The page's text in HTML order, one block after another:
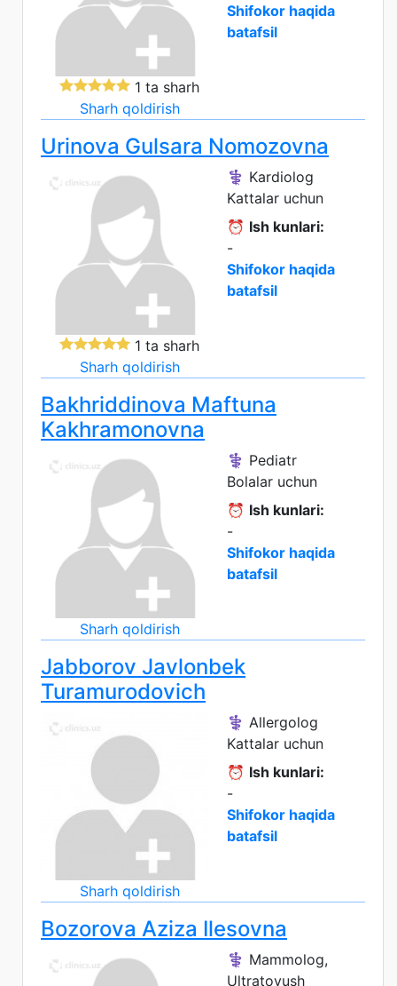
1 ta sharh
Sharh qoldirish
Shifokor haqida
batafsil
Urinova Gulsara Nomozovna
1 ta sharh
Sharh qoldirish
⚕️ Kardiolog
Kattalar uchun
⏰ Ish kunlari:
-
Shifokor haqida
batafsil
Bakhriddinova Maftuna
Kakhramonovna
Sharh qoldirish
⚕️ Pediatr
Bolalar uchun
⏰ Ish kunlari:
-
Shifokor haqida
batafsil
Jabborov Javlonbek
Turamurodovich
Sharh qoldirish
⚕️ Allergolog
Kattalar uchun
⏰ Ish kunlari:
-
Shifokor haqida
batafsil
Bozorova Aziza Ilesovna
⚕️ Mammolog,
Ultratovush